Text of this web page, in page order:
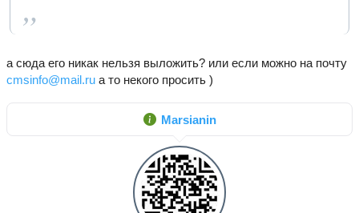
а сюда его никак нельзя выложить? или если можно на почту
cmsinfo@mail.ru а то некого просить )
Marsianin